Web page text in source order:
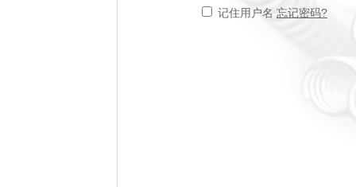
记住用户名 忘记密码?